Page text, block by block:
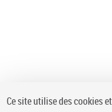
Ce site utilise des cookies